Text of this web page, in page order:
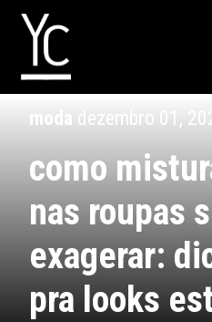
moda dezembro 01,
como
nas roupas
exagerar:
pra looks